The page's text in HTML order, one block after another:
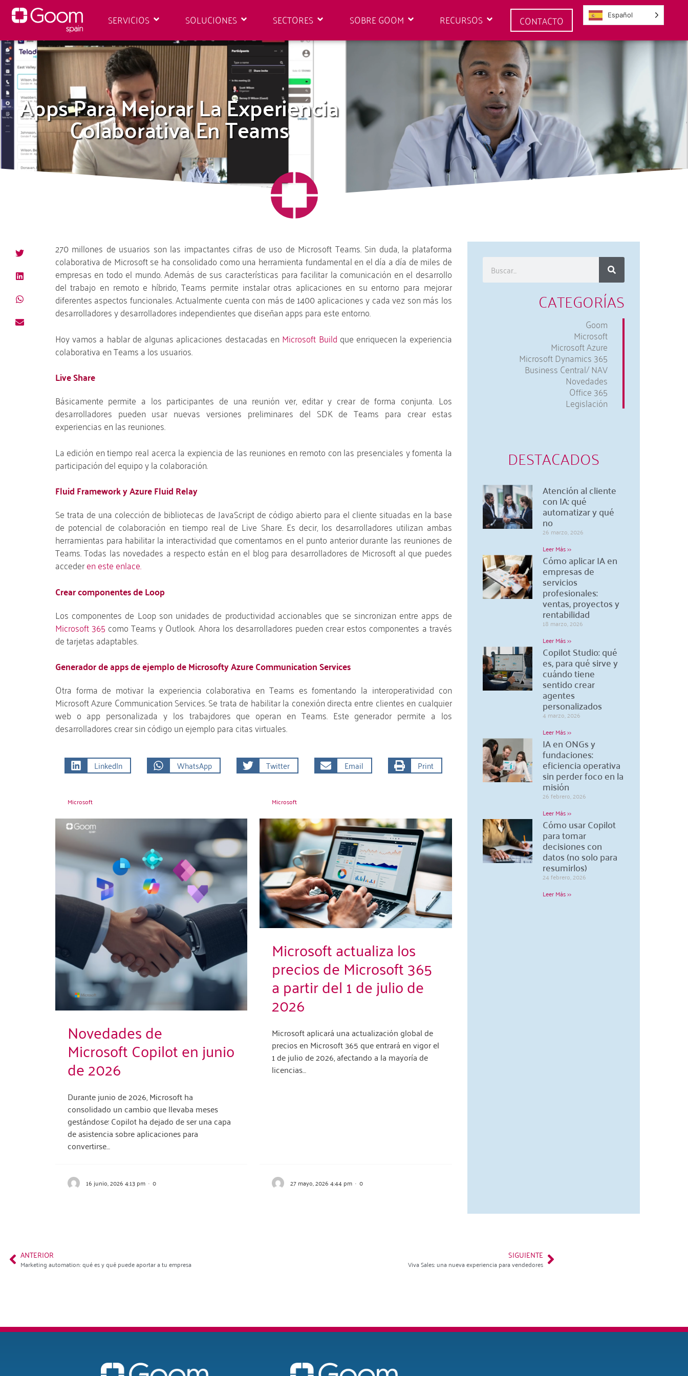
SERVICIOS SOLUCIONES SECTORES SOBRE GOOM RECURSOS CONTACTO Español
Apps Para Mejorar La Experiencia
Colaborativa En Teams
270 millones de usuarios son las impactantes cifras de uso de Microsoft Teams. Sin duda, la plataforma
colaborativa de Microsoft se ha consolidado como una herramienta fundamental en el día a día de miles de
empresas en todo el mundo. Además de sus características para facilitar la comunicación en el desarrollo
del trabajo en remoto e híbrido, Teams permite instalar otras aplicaciones en su entorno para mejorar
diferentes aspectos funcionales. Actualmente cuenta con más de 1400 aplicaciones y cada vez son más los
desarrolladores y desarrolladores independientes que diseñan apps para este entorno.
Hoy vamos a hablar de algunas aplicaciones destacadas en Microsoft Build que enriquecen la experiencia
colaborativa en Teams a los usuarios.
Live Share
Básicamente permite a los participantes de una reunión ver, editar y crear de forma conjunta. Los
desarrolladores pueden usar nuevas versiones preliminares del SDK de Teams para crear estas
experiencias en las reuniones.
La edición en tiempo real acerca la expiencia de las reuniones en remoto con las presenciales y fomenta la
participación del equipo y la colaboración.
Fluid Framework y Azure Fluid Relay
Se trata de una colección de bibliotecas de JavaScript de código abierto para el cliente situadas en la base
de potencial de colaboración en tiempo real de Live Share. Es decir, los desarrolladores utilizan ambas
herramientas para habilitar la interactividad que comentamos en el punto anterior durante las reuniones de
Teams. Todas las novedades a respecto están en el blog para desarrolladores de Microsoft al que puedes
accederen este enlace.
Crear componentes de Loop
Los componentes de Loop son unidades de productividad accionables que se sincronizan entre apps de
Microsoft 365 como Teams y Outlook. Ahora los desarrolladores pueden crear estos componentes a través
de tarjetas adaptables.
Generador de apps de ejemplo de Microsofty Azure Communication Services
Otra forma de motivar la experiencia colaborativa en Teams es fomentando la interoperatividad con
Microsoft Azure Communication Services. Se trata de habilitar la conexión directa entre clientes en cualquier
web o app personalizada y los trabajdores que operan en Teams. Este generador permite a los
desarrolladores crear sin código un ejemplo para citas virtuales.
LinkedIn WhatsApp Twitter Email Print
Microsoft
Novedades de
Microsoft Copilot en junio
de 2026
Durante junio de 2026, Microsoft ha
consolidado un cambio que llevaba meses
gestándose: Copilot ha dejado de ser una capa
de asistencia sobre aplicaciones para
convertirse…
16 junio, 2026 4:13 pm · 0
Microsoft
Microsoft actualiza los
precios de Microsoft 365
a partir del 1 de julio de
2026
Microsoft aplicará una actualización global de
precios en Microsoft 365 que entrará en vigor el
1 de julio de 2026, afectando a la mayoría de
licencias…
27 mayo, 2026 4:44 pm · 0
CATEGORÍAS
Goom
Microsoft
Microsoft Azure
Microsoft Dynamics 365
Business Central/ NAV
Novedades
Office 365
Legislación
DESTACADOS
Atención al cliente
con IA: qué
automatizar y qué
no
26 marzo, 2026
Leer Más >>
Cómo aplicar IA en
empresas de
servicios
profesionales:
ventas, proyectos y
rentabilidad
18 marzo, 2026
Leer Más >>
Copilot Studio: qué
es, para qué sirve y
cuándo tiene
sentido crear
agentes
personalizados
4 marzo, 2026
Leer Más >>
IA en ONGs y
fundaciones:
eficiencia operativa
sin perder foco en la
misión
26 febrero, 2026
Leer Más >>
Cómo usar Copilot
para tomar
decisiones con
datos (no solo para
resumirlos)
24 febrero, 2026
Leer Más >>
ANTERIOR
Marketing automation: qué es y qué puede aportar a tu empresa
SIGUIENTE
Viva Sales: una nueva experiencia para vendedores